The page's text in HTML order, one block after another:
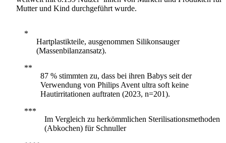
Mutter und Kind durchgeführt wurde.
Hartplastikteile, ausgenommen Silikonsauger
(Massenbilanzansatz).
87 % stimmten zu, dass bei ihren Babys seit der
Verwendung von Philips Avent ultra soft keine
Hautirritationen auftraten (2023, n=201).
Im Vergleich zu herkömmlichen Sterilisationsmethoden
(Abkochen) für Schnuller